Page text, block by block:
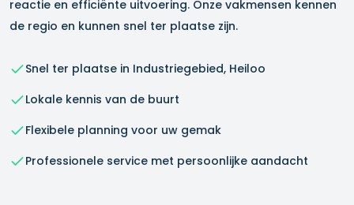
reactie en efficiënte uitvoering. Onze vakmensen kennen
de regio en kunnen snel ter plaatse zijn.
Snel ter plaatse in Industriegebied, Heiloo
Lokale kennis van de buurt
Flexibele planning voor uw gemak
Professionele service met persoonlijke aandacht